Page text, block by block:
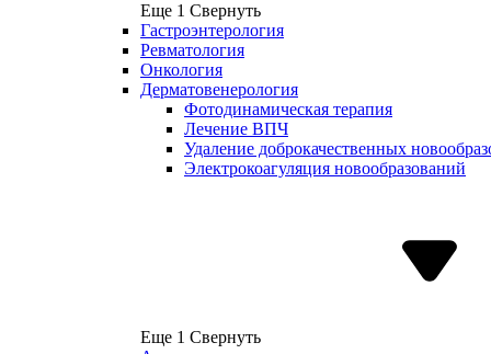
Еще 1 Свернуть
Гастроэнтерология
Ревматология
Онкология
Дерматовенерология
Фотодинамическая терапия
Лечение ВПЧ
Удаление доброкачественных
Электрокоагуляция новообразований
Еще 1 Свернуть